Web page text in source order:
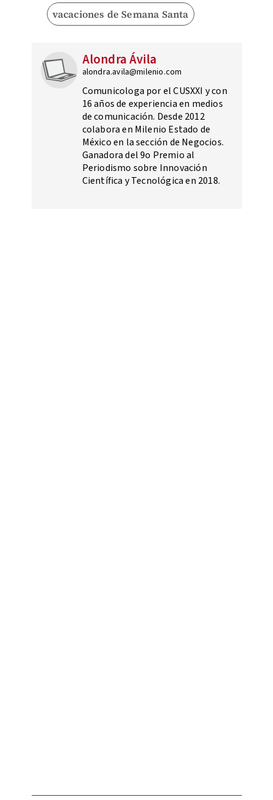
vacaciones de Semana Santa
Alondra Ávila
alondra.avila@milenio.com
Comunicologa por el CUSXXI y con
16 años de experiencia en medios
de comunicación. Desde 2012
colabora en Milenio Estado de
México en la sección de Negocios.
Ganadora del 9o Premio al
Periodismo sobre Innovación
Científica y Tecnológica en 2018.